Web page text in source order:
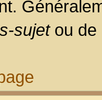
sujetou de